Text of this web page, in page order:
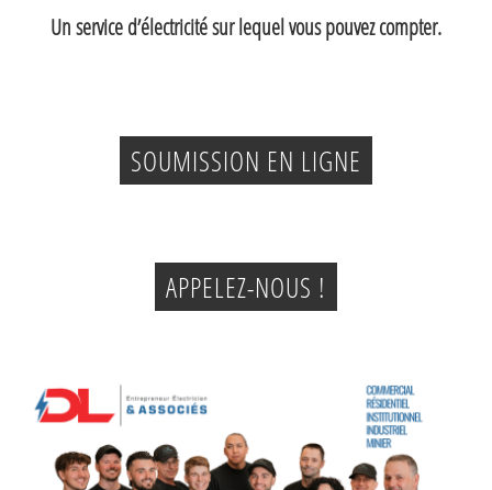
Un service d’électricité sur lequel vous pouvez compter.
SOUMISSION EN LIGNE
APPELEZ-NOUS !